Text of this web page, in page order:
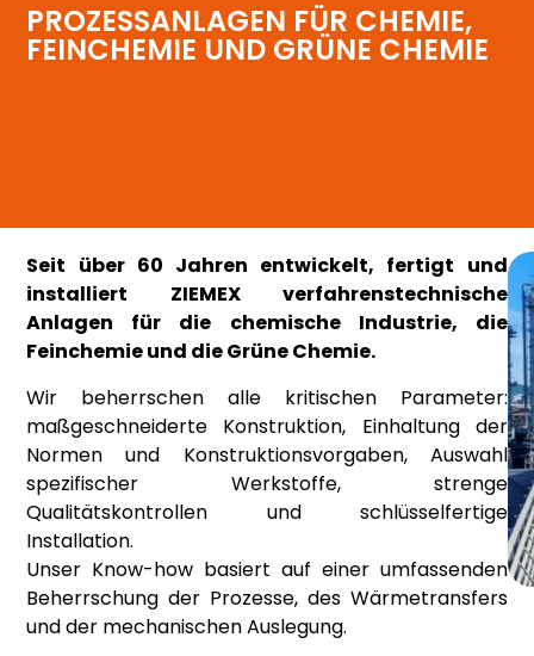
PROZESSANLAGEN FÜR CHEMIE,
FEINCHEMIE UND GRÜNE CHEMIE
Seit über 60 Jahren entwickelt, fertigt und
installiert ZIEMEX verfahrenstechnische
Anlagen für die chemische Industrie, die
Feinchemie und die Grüne Chemie.
Wir beherrschen alle kritischen Parameter:
maßgeschneiderte Konstruktion, Einhaltung der
Normen und Konstruktionsvorgaben, Auswahl
spezifischer Werkstoffe, strenge
Qualitätskontrollen und schlüsselfertige
Installation.
Unser Know-how basiert auf einer umfassenden
Beherrschung der Prozesse, des Wärmetransfers
und der mechanischen Auslegung.